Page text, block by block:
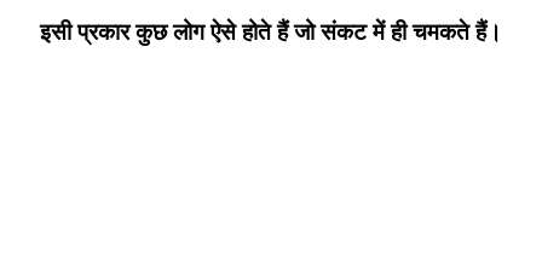
इसी प्रकार कुछ लोग ऐसे होते हैं जो संकट में ही चमकते हैं।